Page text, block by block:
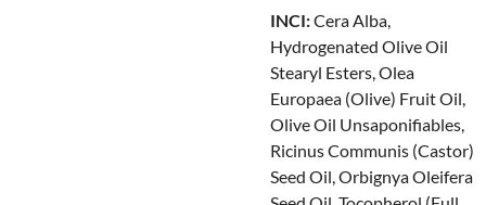
INCI:Cera Alba,
Hydrogenated Olive Oil
Stearyl Esters, Olea
Europaea (Olive) Fruit Oil,
Olive Oil Unsaponifiables,
Ricinus Communis (Castor)
Seed Oil, Orbignya Oleifera